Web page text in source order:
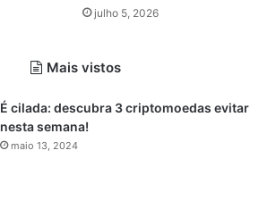
julho 5, 2026
Mais vistos
É cilada: descubra 3 criptomoedas evitar
nesta semana!
maio 13, 2024